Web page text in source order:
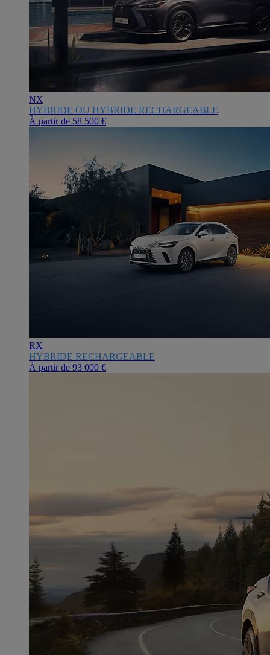
NX
HYBRIDE OU HYBRIDE RECHARGEABLE
À partir de 58 500 €
RX
HYBRIDE RECHARGEABLE
À partir de 93 000 €